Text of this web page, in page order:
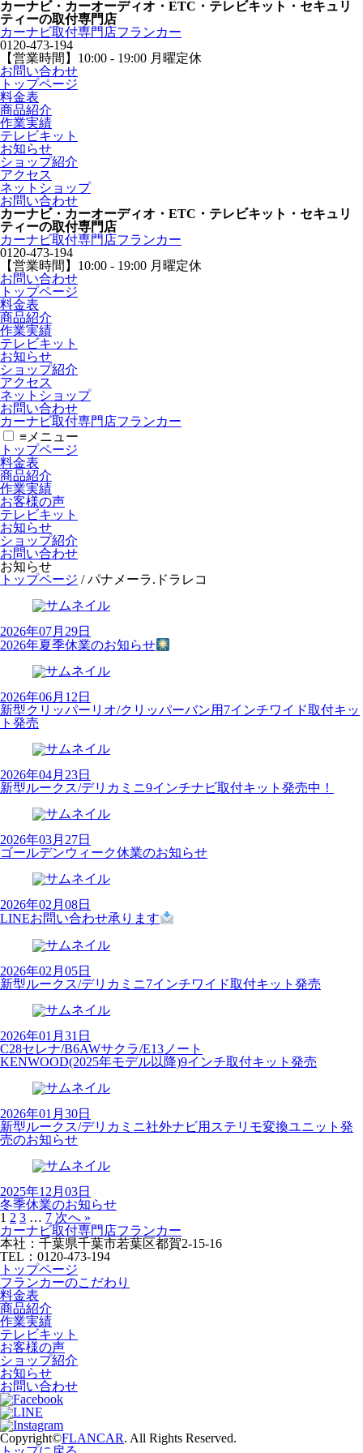
カーナビ・カーオーディオ・ETC・テレビキット・セキュリ
ティーの取付専門店
カーナビ取付専⾨店フランカー
0120-473-194
【営業時間】 10:00 - 19:00 月曜定休
お問い合わせ
トップページ
料金表
商品紹介
作業実績
テレビキット
お知らせ
ショップ紹介
アクセス
ネットショップ
お問い合わせ
カーナビ・カーオーディオ・ETC・テレビキット・セキュリ
ティーの取付専門店
カーナビ取付専⾨店フランカー
0120-473-194
【営業時間】 10:00 - 19:00 月曜定休
お問い合わせ
トップページ
料金表
商品紹介
作業実績
テレビキット
お知らせ
ショップ紹介
アクセス
ネットショップ
お問い合わせ
カーナビ取付専⾨店フランカー
≡ メニュー
トップページ
料金表
商品紹介
作業実績
お客様の声
テレビキット
お知らせ
ショップ紹介
お問い合わせ
お知らせ
トップページ /パナメーラ.ドラレコ
2026年07月29日
2026年夏季休業のお知らせ
2026年06月12日
新型クリッパーリオ/クリッパーバン用7インチワイド取付キッ
ト発売
2026年04月23日
新型ルークス/デリカミニ9インチナビ取付キット発売中！
2026年03月27日
ゴールデンウィーク休業のお知らせ
2026年02月08日
LINEお問い合わせ承ります
2026年02月05日
新型ルークス/デリカミニ7インチワイド取付キット発売
2026年01月31日
C28セレナ/B6AWサクラ/E13ノート
KENWOOD(2025年モデル以降)9インチ取付キット発売
2026年01月30日
新型ルークス/デリカミニ社外ナビ用ステリモ変換ユニット発
売のお知らせ
2025年12月03日
冬季休業のお知らせ
1 2 3 … 7 次へ »
カーナビ取付専⾨店フランカー
本社：千葉県千葉市若葉区都賀2-15-16
TEL：0120-473-194
トップページ
フランカーのこだわり
料金表
商品紹介
作業実績
テレビキット
お客様の声
ショップ紹介
お知らせ
お問い合わせ
Copyright©FLANCAR. All Rights Reserved.